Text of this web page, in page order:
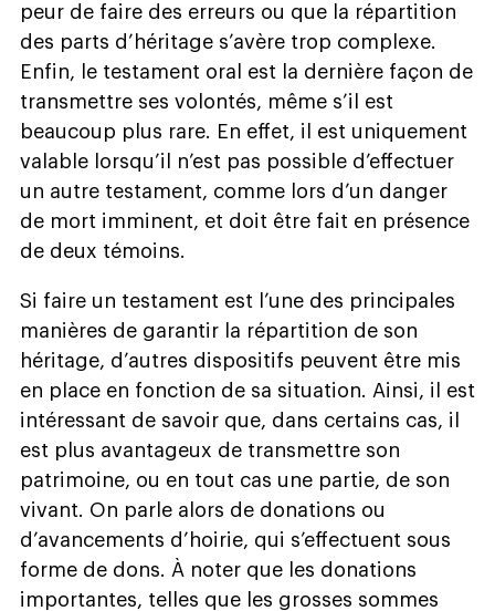
peur de faire des erreurs ou que la répartition
des parts d’héritage s’avère trop complexe.
Enfin, le testament oral est la dernière façon de
transmettre ses volontés, même s’il est
beaucoup plus rare. En effet, il est uniquement
valable lorsqu’il n’est pas possible d’effectuer
un autre testament, comme lors d’un danger
de mort imminent, et doit être fait en présence
de deux témoins.
Si faire un testament est l’une des principales
manières de garantir la répartition de son
héritage, d’autres dispositifs peuvent être mis
en place en fonction de sa situation. Ainsi, il est
intéressant de savoir que, dans certains cas, il
est plus avantageux de transmettre son
patrimoine, ou en tout cas une partie, de son
vivant. On parle alors de donations ou
d’avancements d’hoirie, qui s’effectuent sous
forme de dons. À noter que les donations
importantes, telles que les grosses sommes